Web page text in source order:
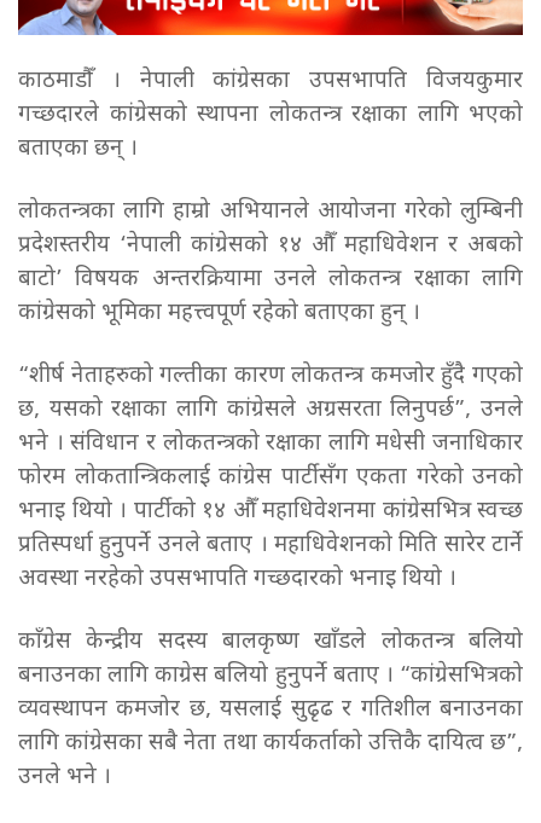
काठमाडौँ । नेपाली कांग्रेसका उपसभापति विजयकुमार
गच्छदारले कांग्रेसको स्थापना लोकतन्त्र रक्षाका लागि भएको
बताएका छन् ।
लोकतन्त्रका लागि हाम्रो अभियानले आयोजना गरेको लुम्बिनी
प्रदेशस्तरीय ‘नेपाली कांग्रेसको १४ औँ महाधिवेशन र अबको
बाटो’ विषयक अन्तरक्रियामा उनले लोकतन्त्र रक्षाका लागि
कांग्रेसको भूमिका महत्त्वपूर्ण रहेको बताएका हुन् ।
“शीर्ष नेताहरुको गल्तीका कारण लोकतन्त्र कमजोर हुँदै गएको
छ, यसको रक्षाका लागि कांग्रेसले अग्रसरता लिनुपर्छ”, उनले
भने । संविधान र लोकतन्त्रको रक्षाका लागि मधेसी जनाधिकार
फोरम लोकतान्त्रिकलाई कांग्रेस पार्टीसँग एकता गरेको उनको
भनाइ थियो । पार्टीको १४ औँ महाधिवेशनमा कांग्रेसभित्र स्वच्छ
प्रतिस्पर्धा हुनुपर्ने उनले बताए । महाधिवेशनको मिति सारेर टार्ने
अवस्था नरहेको उपसभापति गच्छदारको भनाइ थियो ।
काँग्रेस केन्द्रीय सदस्य बालकृष्ण खाँडले लोकतन्त्र बलियो
बनाउनका लागि काग्रेस बलियो हुनुपर्ने बताए । “कांग्रेसभित्रको
व्यवस्थापन कमजोर छ, यसलाई सुढृढ र गतिशील बनाउनका
लागि कांग्रेसका सबै नेता तथा कार्यकर्ताको उत्तिकै दायित्व छ”,
उनले भने ।